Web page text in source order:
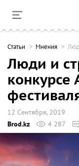
Cтатьи Мнения
Люди и
конкурсе
12 Сентября, 2019
Brod.kz
4 287